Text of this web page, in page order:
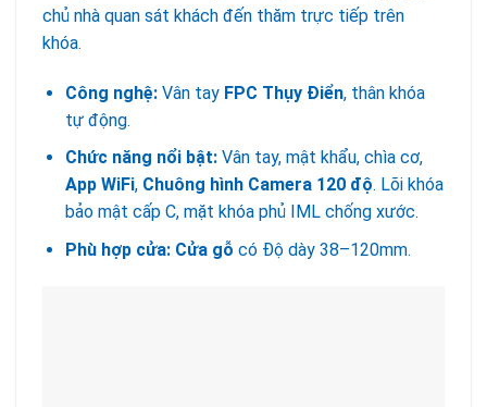
chủ nhà quan sát khách đến thăm trực tiếp trên
khóa.
Công nghệ:Vân tay FPC Thụy Điển, thân khóa
tự động.
Chức năng nổi bật:Vân tay, mật khẩu, chìa cơ,
App WiFi, Chuông hình Camera 120 độ. Lõi khóa
bảo mật cấp C, mặt khóa phủ IML chống xước.
Phù hợp cửa: Cửa gỗ có Độ dày 38–120mm.